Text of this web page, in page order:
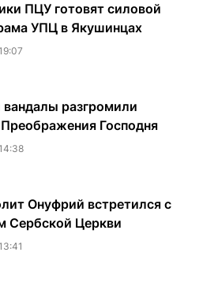
ПЦУ готовят силовой
УПЦ в Якушинцах
вандалы разгромили
Господня
Онуфрий встретился с
Сербской Церкви